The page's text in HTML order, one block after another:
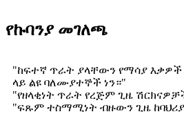
የኩባንያ መገለጫ
"ከፍተኛ ጥራት ያላቸውን የማሳያ
ላይ ልዩ ባለሙያተኞች ነን።"
"የዘላቂነት ጥራት የረጅም ጊዜ
"ፍጹም ተስማሚነት ብዙውን ጊዜ